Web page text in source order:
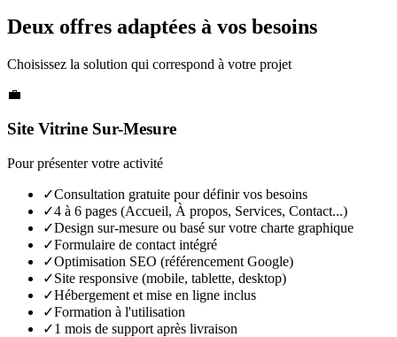
Deux offres adaptées à vos besoins
Choisissez la solution qui correspond à votre projet
💼
Site Vitrine Sur-Mesure
Pour présenter votre activité
✓Consultation gratuite pour définir vos besoins
✓4 à 6 pages (Accueil, À propos, Services, Contact...)
✓Design sur-mesure ou basé sur votre charte graphique
✓Formulaire de contact intégré
✓Optimisation SEO (référencement Google)
✓Site responsive (mobile, tablette, desktop)
✓Hébergement et mise en ligne inclus
✓Formation à l'utilisation
✓1 mois de support après livraison